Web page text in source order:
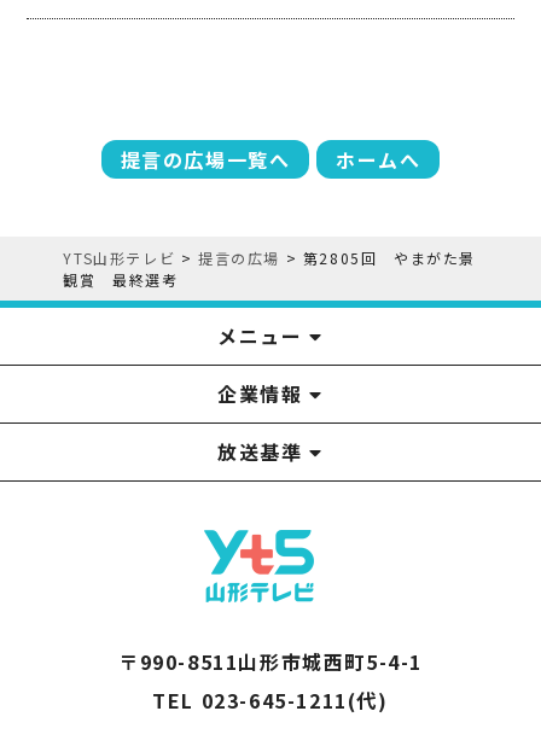
提言の広場一覧へ ホームへ
YTS山形テレビ >提言の広場 > 第2805回 やまがた景
観賞 最終選考
メニュー
YTSニュース
番組
アナウンサー
プレゼント
イベント
みるるん星人
YTS見学ツアー
番組表
お問い合わせ
企業情報
企業情報
役員構成
YTS山形テレビ SDGs 宣言
採用情報
山形テレビ人権方針
山形テレビ国民保護業務計画提出文
個人情報基本方針
情報セキュリティ基本方針
視聴データの取扱いについて
系列局一覧
中継局一覧
放送基準
〒990-8511山形市城西町5-4-1
TEL 023-645-1211(代)